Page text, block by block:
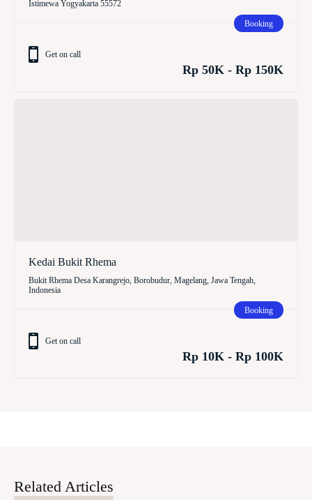
Istimewa Yogyakarta 55572
Booking
Get on call
Rp 50K - Rp 150K
Kedai Bukit Rhema
Bukit Rhema Desa Karangrejo, Borobudur, Magelang, Jawa Tengah,
Indonesia
Booking
Get on call
Rp 10K - Rp 100K
Related Articles